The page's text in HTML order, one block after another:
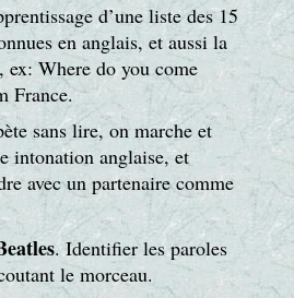
d’une liste des 15
en anglais, et aussi la
ex: Where do you come
France.
sans lire, on marche et
intonation anglaise, et
avec un partenaire comme
. Identifier les paroles
le morceau.